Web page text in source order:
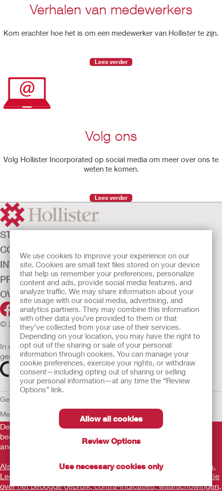
We use cookies to improve your experience on our
site. Cookies are small text files stored on your device
that help us remember your preferences, personalize
content and ads, provide social media features, and
analyze traffic. We may share information about your
site usage with our social media, advertising, and
analytics partners. They may combine this information
with other data you’ve provided to them or that
they’ve collected from your use of their services.
Depending on your location, you may have the right to
opt out of the sharing or sale of your personal
information through cookies. You can manage your
cookie preferences, exercise your rights, or withdraw
consent—including opting out of sharing or selling
your personal information—at any time the “Review
Options” link.
Allow all cookies
Review Options
Use necessary cookies only
Verhalen van medewerkers
Kom erachter hoe het is om een medewerker van Hollister te zijn.
Lees verder
Volg ons
Volg Hollister Incorporated op social media om meer over ons te
weten te komen.
Lees verder
STOMAZORG
CONTINENTIEZORG
INTENSIEVE ZORG
PRODUCTEN
OVER ONS
© 2026 Hollister Incorporated
In de EU verkochte medische hulpmiddelen dienen
gemarkeerd te zijn met een van de volgende symbolen
Gebruiksvoorwaarden
Mededeling aan Klokkenluiders
De verstrekte informatie is geen medisch advies en is niet
bedoeld als vervanging voor het advies van uw eigen arts of
andere zorgverlener.
Als u een medische noodsituatie ervaart, schakel een arts in.
Lees voor gebruik goed de gebruiksaanwijzing voor informatie
over het beoogde gebruik, contra-indicaties, waarschuwingen,